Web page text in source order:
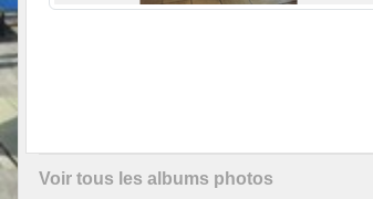
Voir tous les albums photos